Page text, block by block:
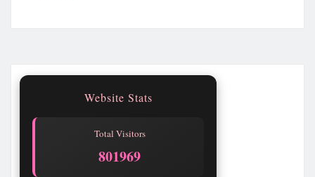
Website Stats
Total Visitors
801969